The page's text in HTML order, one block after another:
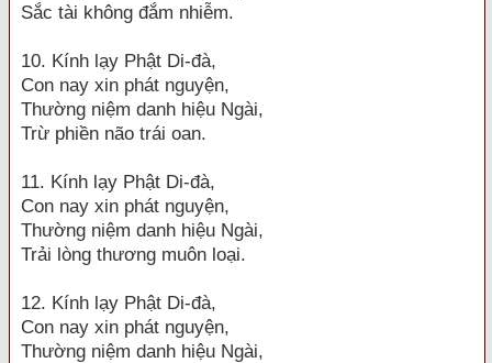
Sắc tài không đắm nhiễm.
10. Kính lạy Phật Di-đà,
Con nay xin phát nguyện,
Thường niệm danh hiệu Ngài,
Trừ phiền não trái oan.
11. Kính lạy Phật Di-đà,
Con nay xin phát nguyện,
Thường niệm danh hiệu Ngài,
Trải lòng thương muôn loại.
12. Kính lạy Phật Di-đà,
Con nay xin phát nguyện,
Thường niệm danh hiệu Ngài,